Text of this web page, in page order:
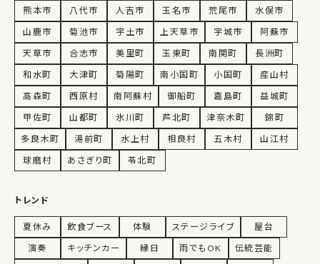
熊本市 八代市 人吉市 玉名市 荒尾市
水俣市
山鹿市
菊池市 宇土市 上天草市 宇城市
阿蘇市
天草市
合志市 美里町 玉東町 南関町
長洲町
和水町
大津町 菊陽町 南小国町 小国町
産山村
高森町
西原村 南阿蘇村 御船町 嘉島町
益城町
甲佐町
山都町 氷川町 芦北町 津奈木町
錦町
多良木町
湯前町 水上村 相良村 五木村
山江村
球磨村
あさぎり町 苓北町
トレンド
夏休み 飲食ブース 体験 ステージライブ
屋台
演奏
キッチンカー 縁日 雨でもOK 伝統芸能